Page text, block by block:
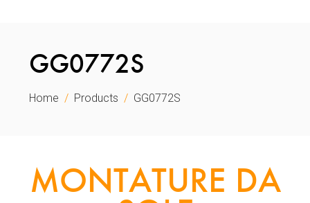
GG0772S
Home Products GG0772S
MONTATURE DA